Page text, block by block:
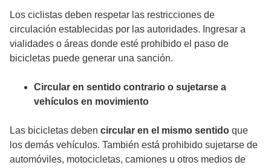
Los ciclistas deben respetar las restricciones de
circulación establecidas por las autoridades. Ingresar a
vialidades o áreas donde esté prohibido el paso de
bicicletas puede generar una sanción.
Circular en sentido contrario o sujetarse a
vehículos en movimiento
Las bicicletas deben circular en el mismo sentido que
los demás vehículos. También está prohibido sujetarse de
automóviles, motocicletas, camiones u otros medios de